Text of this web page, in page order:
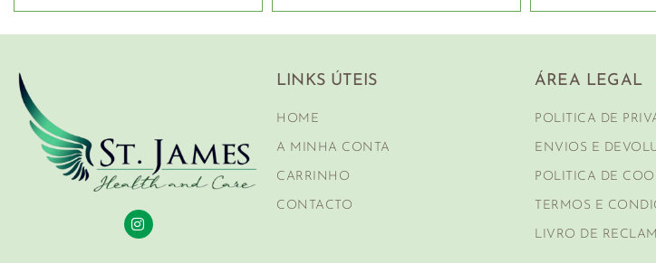
LINKS ÚTEIS
HOME
A MINHA CONTA
CARRINHO
CONTACTO
ÁREA LEGAL
POLITICA DE
ENVIOS E
POLITICA DE
TERMOS E
LIVRO DE